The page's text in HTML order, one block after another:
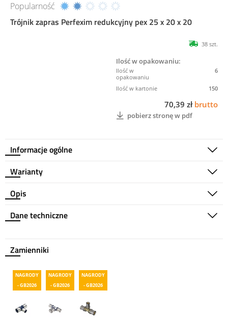
Popularność
Trójnik zapras Perfexim redukcyjny pex 25 x 20 x 20
Informacje ogólne
38 szt.
Ilość w opakowaniu:
6
150
70,39 zł brutto
pobierz stronę w pdf
Warianty
Opis
Dane techniczne
Zamienniki
NAGRODY
- GB2026
NAGRODY
- GB2026
NAGRODY
- GB2026